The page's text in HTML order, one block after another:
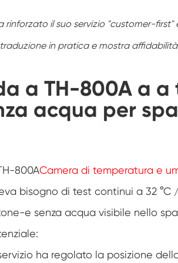
fredda
Armadio a clima costante
LV124 K-12 apparecchiature per
Macchina per le vibrazioni della
Forno industriale per batterie
il suo servizio "customer-first"
in pratica e mostra
a TH-800A a a
acqua per
800ACamera di temperatura e
bisogno di test continui a 32 °C
e senza acqua visibile nello
ha regolato la posizione